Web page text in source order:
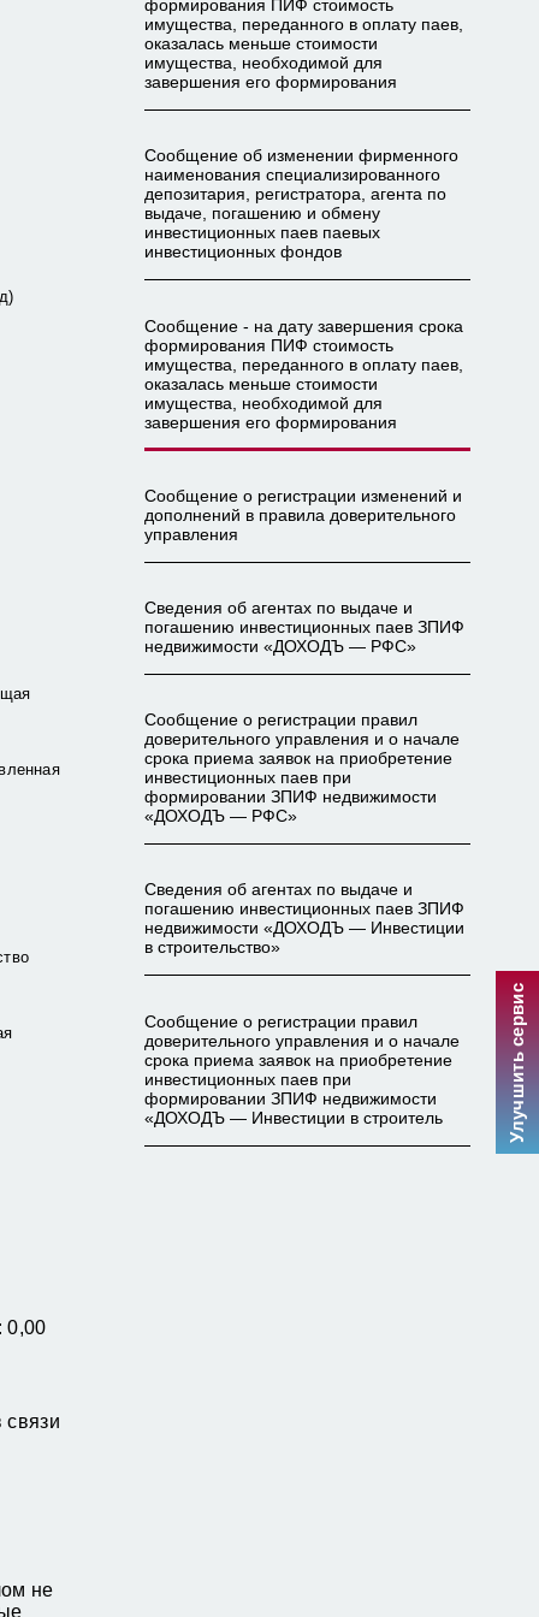
формирования ПИФ стоимость
имущества, переданного в оплату паев,
оказалась меньше стоимости
имущества, необходимой для
завершения его формирования
Сообщение об изменении фирменного
наименования специализированного
депозитария, регистратора, агента по
выдаче, погашению и обмену
инвестиционных паев паевых
инвестиционных фондов
Сообщение - на дату завершения срока
формирования ПИФ стоимость
имущества, переданного в оплату паев,
оказалась меньше стоимости
имущества, необходимой для
завершения его формирования
Сообщение о регистрации изменений и
дополнений в правила доверительного
управления
Сведения об агентах по выдаче и
погашению инвестиционных паев ЗПИФ
недвижимости «ДОХОДЪ — РФС»
Сообщение о регистрации правил
доверительного управления и о начале
срока приема заявок на приобретение
инвестиционных паев при
формировании ЗПИФ недвижимости
«ДОХОДЪ — РФС»
Сведения об агентах по выдаче и
погашению инвестиционных паев ЗПИФ
недвижимости «ДОХОДЪ — Инвестиции
в строительство»
Сообщение о регистрации правил
доверительного управления и о начале
срока приема заявок на приобретение
инвестиционных паев при
формировании ЗПИФ недвижимости
«ДОХОДЪ — Инвестиции в строитель
0,00
не
Улучшить сервис